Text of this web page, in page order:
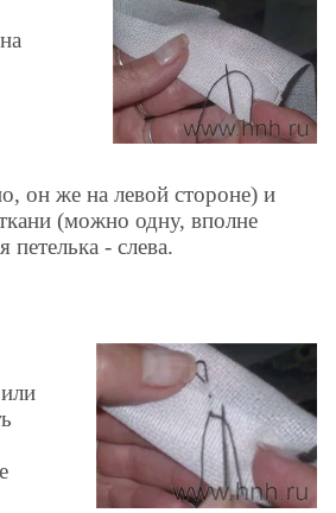
он же на левой стороне) и
(можно одну, вполне
петелька - слева.